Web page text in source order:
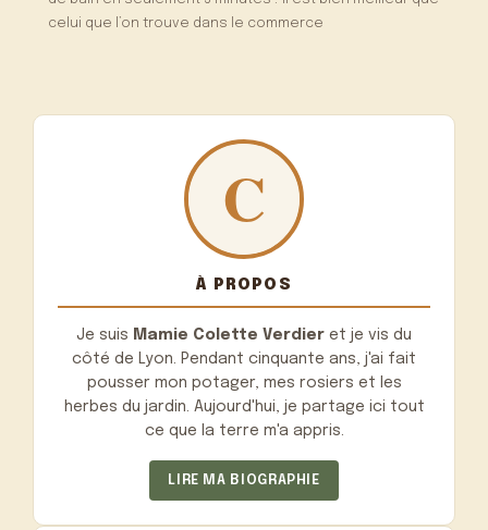
celui que l’on trouve dans le commerce
À PROPOS
Je suis Mamie Colette Verdier et je vis du
côté de Lyon. Pendant cinquante ans, j'ai fait
pousser mon potager, mes rosiers et les
herbes du jardin. Aujourd'hui, je partage ici tout
ce que la terre m'a appris.
LIRE MA BIOGRAPHIE